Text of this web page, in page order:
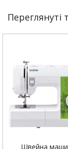
обрізка нитки
Внутрішній
Потужний і
Стильний та
Працює з
Переглянуті
Швейна